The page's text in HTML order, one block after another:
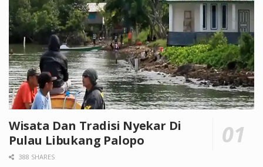
Wisata Dan Tradisi Nyekar Di
Pulau Libukang Palopo
388 SHARES